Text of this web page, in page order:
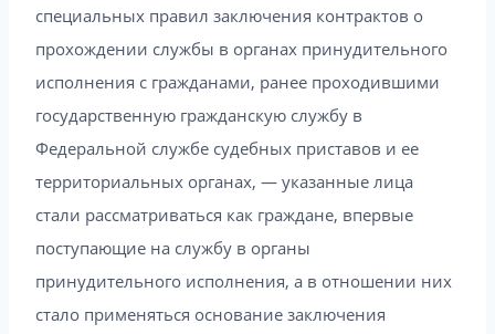
специальных правил заключения контрактов о
прохождении службы в органах принудительного
исполнения с гражданами, ранее проходившими
государственную гражданскую службу в
Федеральной службе судебных приставов и ее
территориальных органах, — указанные лица
стали рассматриваться как граждане, впервые
поступающие на службу в органы
принудительного исполнения, а в отношении них
стало применяться основание заключения